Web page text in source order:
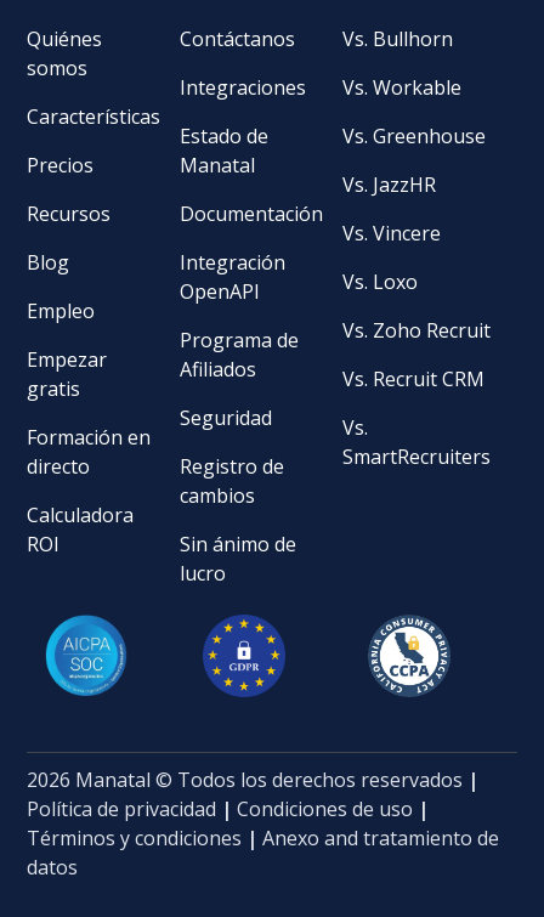
Quiénes
somos
Características
Precios
Recursos
Blog
Empleo
Empezar
gratis
Formación en
directo
Calculadora
ROI
Contáctanos
Integraciones
Estado de
Manatal
Documentación
Integración
OpenAPI
Programa de
Afiliados
Seguridad
Registro de
cambios
Sin ánimo de
lucro
Vs. Bullhorn
Vs. Workable
Vs. Greenhouse
Vs. JazzHR
Vs. Vincere
Vs. Loxo
Vs. Zoho Recruit
Vs. Recruit CRM
Vs.
SmartRecruiters
2026 Manatal © Todos los derechos reservados |
Política de privacidad |Condiciones de uso |
Términos y condiciones | Anexo and tratamiento de
datos